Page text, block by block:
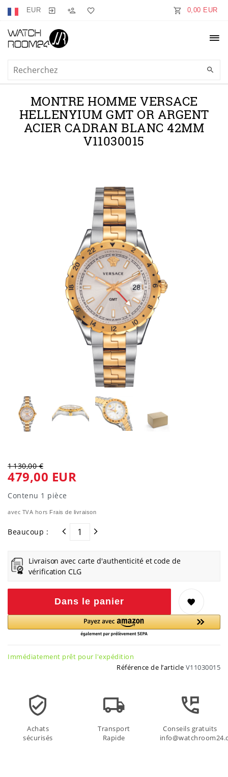
EUR 0,00 EUR
MONTRE HOMME VERSACE
HELLENYIUM GMT OR ARGENT
ACIER CADRAN BLANC 42MM
V11030015
1 130,00 €
479,00 EUR
Contenu 1 pièce
avec TVA hors Frais de livraison
Beaucoup :
Livraison avec carte d'authenticité et code de
vérification CLG
Dans le panier
Immédiatement prêt pour l'expédition
Référence de l’article V11030015
Achats
sécurisés
Transport
Rapide
Conseils gratuits